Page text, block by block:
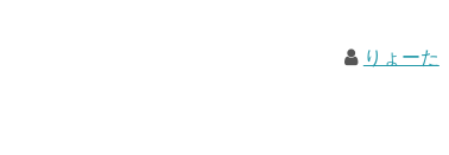
りょーた